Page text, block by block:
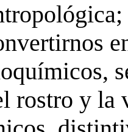
rostro y la